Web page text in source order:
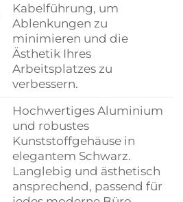
Kabelführung, um
Ablenkungen zu
minimieren und die
Ästhetik Ihres
Arbeitsplatzes zu
verbessern.
Hochwertiges Aluminium
und robustes
Kunststoffgehäuse in
elegantem Schwarz.
Langlebig und ästhetisch
ansprechend, passend für